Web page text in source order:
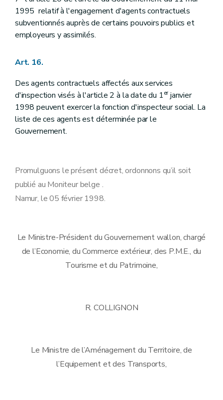
1995 relatif à l'engagement d'agents contractuels
subventionnés auprès de certains pouvoirs publics et
employeurs y assimilés.
Art. 16.
Des agents contractuels affectés aux services
d'inspection visés à l'article 2 à la date du 1erjanvier
1998 peuvent exercer la fonction d'inspecteur social. La
liste de ces agents est déterminée par le
Gouvernement.
Promulguons le présent décret, ordonnons qu’il soit
publié au Moniteur belge .
Namur, le 05 février 1998.
Le Ministre-Président du Gouvernement wallon, chargé
de l’Economie, du Commerce extérieur, des P.M.E., du
Tourisme et du Patrimoine,
R. COLLIGNON
Le Ministre de l’Aménagement du Territoire, de
l’Equipement et des Transports,